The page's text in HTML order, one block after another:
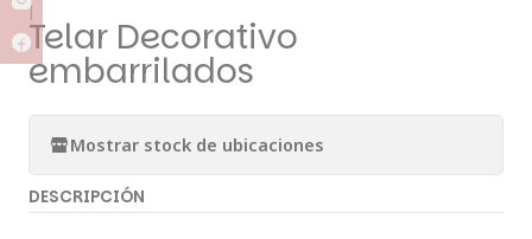
|
Telar Decorativo
embarrilados
Mostrar stock de ubicaciones
DESCRIPCIÓN